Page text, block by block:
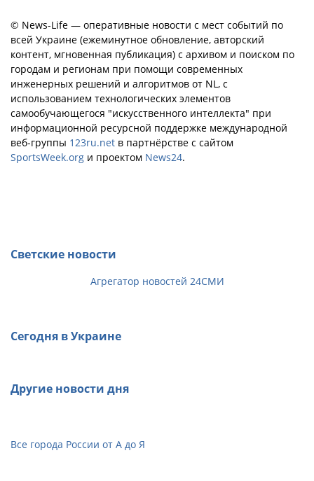
© News-Life — оперативные новости с мест событий по
всей Украине (ежеминутное обновление, авторский
контент, мгновенная публикация) с архивом и поиском по
городам и регионам при помощи современных
инженерных решений и алгоритмов от NL, с
использованием технологических элементов
самообучающегося "искусственного интеллекта" при
информационной ресурсной поддержке международной
веб-группы 123ru.net в партнёрстве с сайтом
SportsWeek.org и проектом News24.
Светские новости
Агрегатор новостей 24СМИ
Сегодня в Украине
Другие новости дня
Все города России от А до Я